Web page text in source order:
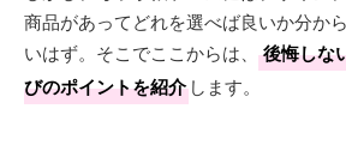
商品があってどれを選べば良いか分か
いはず。そこでここからは、
後悔しな
びのポイントを紹介 します。